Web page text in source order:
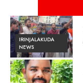
IRINJALAKUDA
NEWS